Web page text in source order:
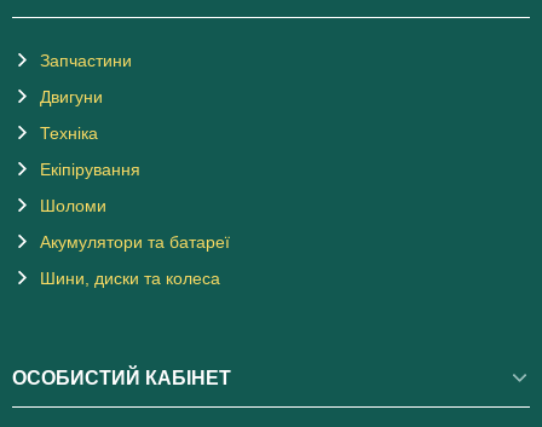
Запчастини
Двигуни
Техніка
Екіпірування
Шоломи
Акумулятори та батареї
Шини, диски та колеса
ОСОБИСТИЙ КАБІНЕТ